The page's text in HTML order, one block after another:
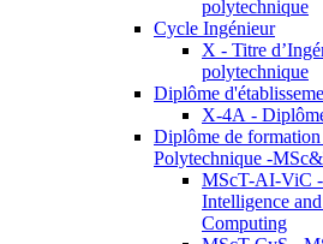
polytechnique
Cycle Ingénieur
X - Titre
polytechnique
Diplôme
X-4A -
Diplôme de
Polytechnique -
MScT-AI-ViC
Intelligence
Computing